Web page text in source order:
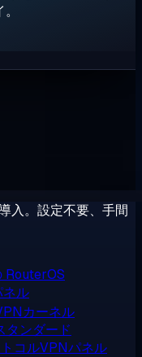
入。設定不要、手間
RouterOS
ネル
カーネル
タンダード
コルVPNパネル